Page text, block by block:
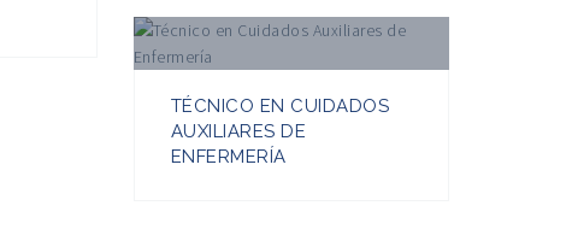
TÉCNICO EN CUIDADOS
AUXILIARES DE
ENFERMERÍA